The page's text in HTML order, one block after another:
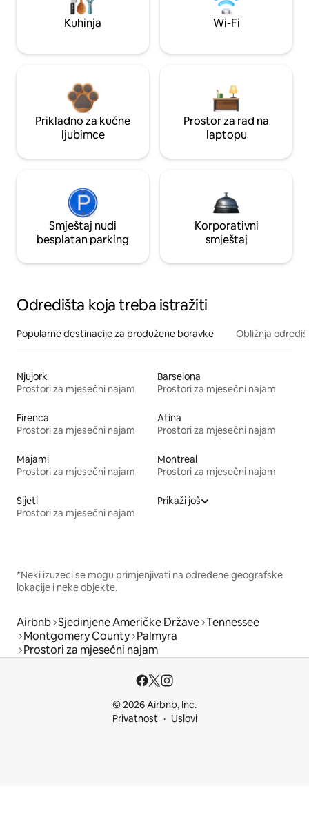
Kuhinja Wi-Fi
Prikladno za kućne
ljubimce
Prostor za rad na
laptopu
Smještaj nudi
besplatan parking
Korporativni
smještaj
Odredišta koja treba istražiti
Popularne destinacije za produžene boravke Obližnja
Njujork
Prostori za mjesečni najam
Barselona
Prostori za mjesečni najam
Firenca
Prostori za mjesečni najam
Atina
Prostori za mjesečni najam
Majami
Prostori za mjesečni najam
Montreal
Prostori za mjesečni najam
Sijetl
Prostori za mjesečni najam
Prikaži još
*Neki izuzeci se mogu primjenjivati na određene geografske
lokacije i neke objekte.
Airbnb Sjedinjene Američke Države Tennessee
Montgomery County Palmyra
Prostori za mjesečni najam
© 2026 Airbnb, Inc.
Privatnost
Uslovi